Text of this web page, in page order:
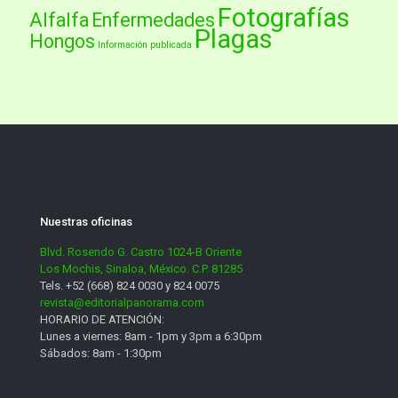
Alfalfa Enfermedades Fotografías
Hongos Información publicada Plagas
Nuestras oficinas
Blvd. Rosendo G. Castro 1024-B Oriente
Los Mochis, Sinaloa, México. C.P. 81285
Tels. +52 (668) 824 0030 y 824 0075
revista@editorialpanorama.com
HORARIO DE ATENCIÓN:
Lunes a viernes: 8am - 1pm y 3pm a 6:30pm
Sábados: 8am - 1:30pm